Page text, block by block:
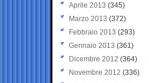
Aprile 2013 (345)
Marzo 2013 (372)
Febbraio 2013 (293)
Gennaio 2013 (361)
Dicembre 2012 (364)
Novembre 2012 (336)